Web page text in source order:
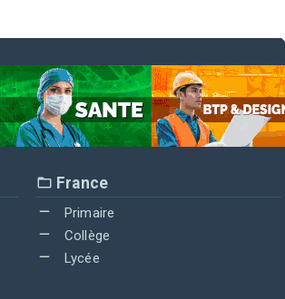
France
Primaire
Collège
Lycée